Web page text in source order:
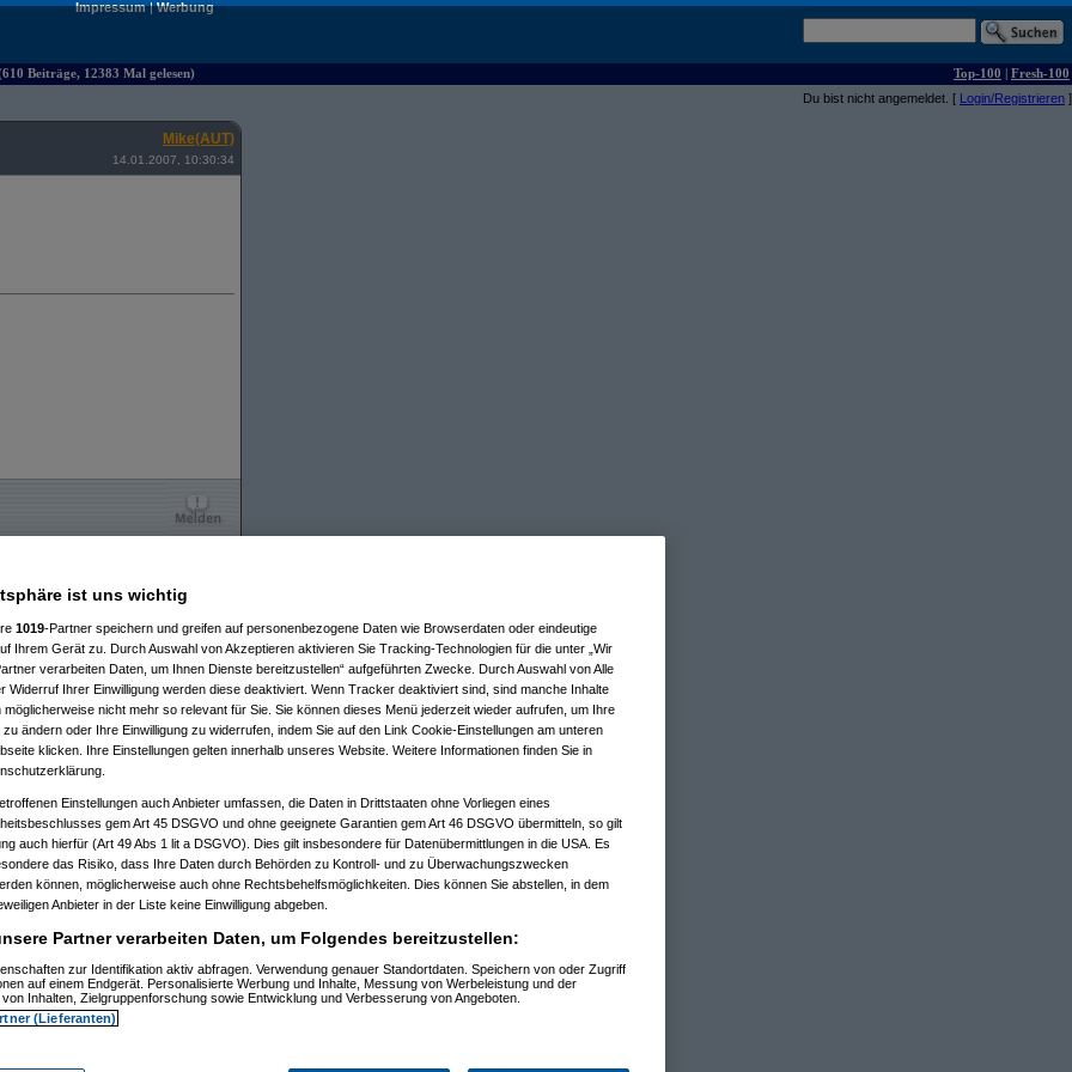
Impressum|Werbung
Beiträge, 12383 Mal gelesen) Top-100 | Fresh-100
Du bist nicht angemeldet. [ Login/Registrieren ]
Mike(AUT)
14.01.2007, 10:30:34
10:52:44)
11:01:21)
11:27:44)
14:15:42)
14:17:28)
am 15.01.2007, 12:42:30)
10:55:38)
11:02:48)
11:17:13)
11:30:04)
11:35:10)
08:06:40)
08:19:08)
resetam 15.01.2007, 13:35:59)
(resetam 16.01.2007, 09:21:51)
(Flipam 16.01.2007, 21:40:15)
15.01.2007, 16:49:41)
am 15.01.2007, 17:34:16)
(Flipam 15.01.2007, 21:31:36)
ist uns wichtig
1019-Partner speichern und greifen auf personenbezogene Daten wie Browserdaten oder eindeutige
Ihrem Gerät zu. Durch Auswahl von Akzeptieren aktivieren Sie Tracking-Technologien für die unter „Wir
verarbeiten Daten, um Ihnen Dienste bereitzustellen“ aufgeführten Zwecke. Durch Auswahl von Alle
Widerruf Ihrer Einwilligung werden diese deaktiviert. Wenn Tracker deaktiviert sind, sind manche Inhalte
möglicherweise nicht mehr so relevant für Sie. Sie können dieses Menü jederzeit wieder aufrufen, um Ihre
zu ändern oder Ihre Einwilligung zu widerrufen, indem Sie auf den Link Cookie-Einstellungen am unteren
klicken. Ihre Einstellungen gelten innerhalb unseres Website. Weitere Informationen finden Sie in
Einstellungen auch Anbieter umfassen, die Daten in Drittstaaten ohne Vorliegen eines
gem Art 45 DSGVO und ohne geeignete Garantien gem Art 46 DSGVO übermitteln, so gilt
auch hierfür (Art 49 Abs 1 lit a DSGVO). Dies gilt insbesondere für Datenübermittlungen in die USA. Es
das Risiko, dass Ihre Daten durch Behörden zu Kontroll- und zu Überwachungszwecken
können, möglicherweise auch ohne Rechtsbehelfsmöglichkeiten. Dies können Sie abstellen, in dem
Anbieter in der Liste keine Einwilligung abgeben.
Partner verarbeiten Daten, um Folgendes bereitzustellen:
zur Identifikation aktiv abfragen. Verwendung genauer Standortdaten. Speichern von oder Zugriff
auf einem Endgerät. Personalisierte Werbung und Inhalte, Messung von Werbeleistung und der
Inhalten, Zielgruppenforschung sowie Entwicklung und Verbesserung von Angeboten.
(Lieferanten)